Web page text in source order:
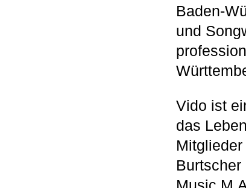
Baden-
und
Vido ist
das